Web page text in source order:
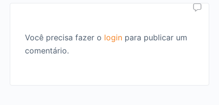
Você precisa fazer o login para publicar um
comentário.